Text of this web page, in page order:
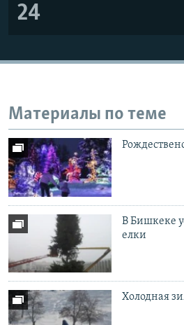
24
Материалы по теме
В Бишкеке
елки
Холодная